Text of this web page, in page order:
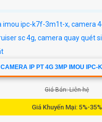
CAMERA IP PT 4G 3MP IMOU IPC-
Giá Bán: Liên hệ
Giá Khuyến Mại: 5%-35%